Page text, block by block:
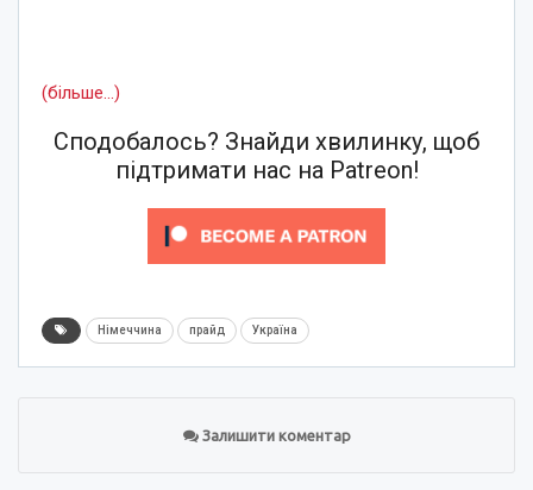
(більше…)
Сподобалось? Знайди хвилинку, щоб
підтримати нас на Patreon!
Німеччина прайд Україна
Залишити коментар